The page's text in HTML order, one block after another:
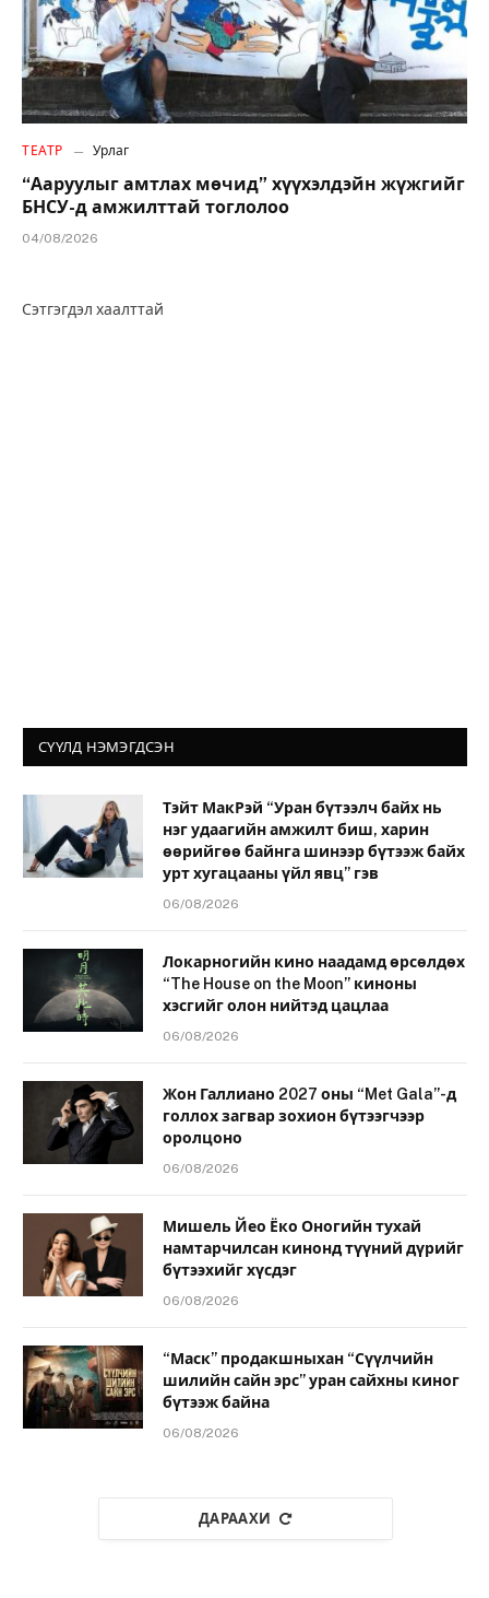
ТЕАТР Урлаг
“Ааруулыг амтлах мөчид” хүүхэлдэйн жүжгийг
БНСУ-д амжилттай тоглолоо
04/08/2026
Сэтгэгдэл хаалттай
СҮҮЛД НЭМЭГДСЭН
Тэйт МакРэй “Уран бүтээлч байх нь
нэг удаагийн амжилт биш, харин
өөрийгөө байнга шинээр бүтээж байх
урт хугацааны үйл явц” гэв
06/08/2026
Локарногийн кино наадамд өрсөлдөх
“The House on the Moon” киноны
хэсгийг олон нийтэд цацлаа
06/08/2026
Жон Галлиано 2027 оны “Met Gala”-д
голлох загвар зохион бүтээгчээр
оролцоно
06/08/2026
Мишель Йео Ёко Оногийн тухай
намтарчилсан кинонд түүний дүрийг
бүтээхийг хүсдэг
06/08/2026
“Маск” продакшныхан “Сүүлчийн
шилийн сайн эрс” уран сайхны киног
бүтээж байна
06/08/2026
ДАРААХИ